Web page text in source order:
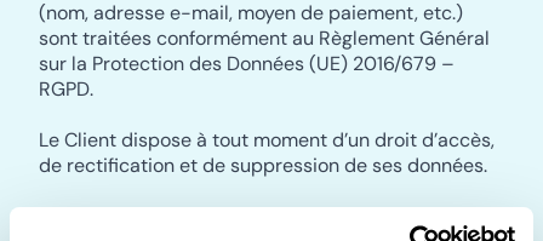
(nom, adresse e-mail, moyen de paiement, etc.)
sont traitées conformément au Règlement Général
sur la Protection des Données (UE) 2016/679 –
RGPD.
Le Client dispose à tout moment d’un droit d’accès,
de rectification et de suppression de ses données.